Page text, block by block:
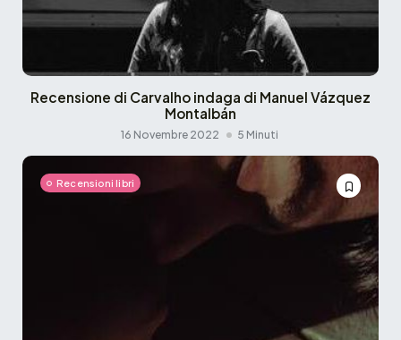
Recensione di Carvalho indaga di Manuel Vázquez
Montalbán
16 Novembre 2022 5 Minuti
Recensioni libri